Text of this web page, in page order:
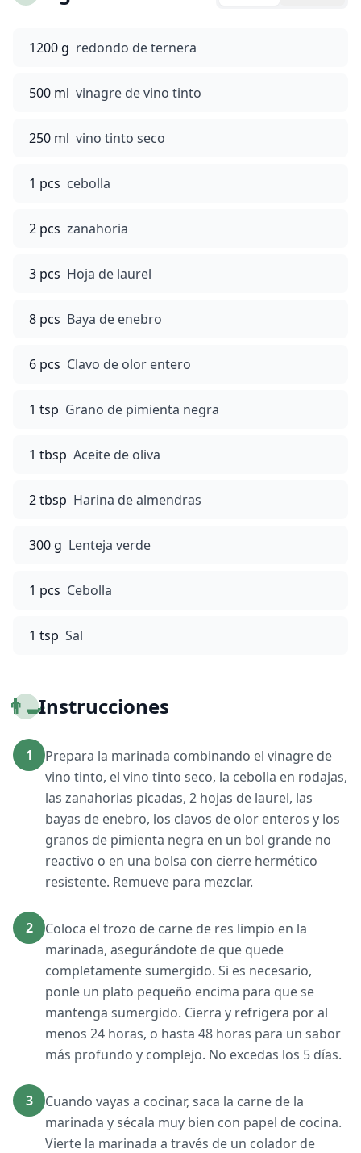
1200 g redondo de ternera
500 ml vinagre de vino tinto
250 ml vino tinto seco
1 pcs cebolla
2 pcs zanahoria
3 pcs Hoja de laurel
8 pcs Baya de enebro
6 pcs Clavo de olor entero
1 tsp Grano de pimienta negra
1 tbsp Aceite de oliva
2 tbsp Harina de almendras
300 g Lenteja verde
1 pcs Cebolla
1 tsp Sal
👨‍🍳Instrucciones
1
Prepara la marinada combinando el vinagre de
vino tinto, el vino tinto seco, la cebolla en rodajas,
las zanahorias picadas, 2 hojas de laurel, las
bayas de enebro, los clavos de olor enteros y los
granos de pimienta negra en un bol grande no
reactivo o en una bolsa con cierre hermético
resistente. Remueve para mezclar.
2
Coloca el trozo de carne de res limpio en la
marinada, asegurándote de que quede
completamente sumergido. Si es necesario,
ponle un plato pequeño encima para que se
mantenga sumergido. Cierra y refrigera por al
menos 24 horas, o hasta 48 horas para un sabor
más profundo y complejo. No excedas los 5 días.
3
Cuando vayas a cocinar, saca la carne de la
marinada y sécala muy bien con papel de cocina.
Vierte la marinada a través de un colador de